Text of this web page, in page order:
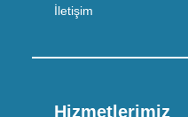
İletişim
Hizmetlerimiz